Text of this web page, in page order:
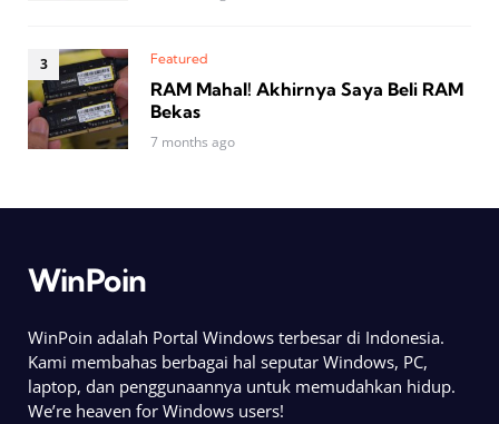
Featured
RAM Mahal! Akhirnya Saya Beli RAM
Bekas
7 months ago
WinPoin
WinPoin adalah Portal Windows terbesar di Indonesia.
Kami membahas berbagai hal seputar Windows, PC,
laptop, dan penggunaannya untuk memudahkan hidup.
We’re heaven for Windows users!